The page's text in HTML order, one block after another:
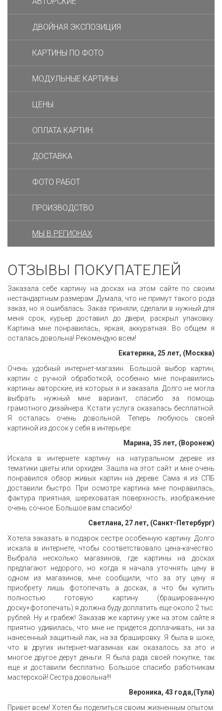
ДВОЙНАЯ ЭКСПОЗИЦИЯ
КАРТИНЫ ПО ФОТО
МОДУЛЬНЫЕ КАРТИНЫ
ЦЕНЫ
ОПЛАТА КАРТИН
ДОСТАВКА
ФОТО РАБОТ
ПРОИЗВОДСТВО
МЫ В РЕГИОНАХ
ОТЗЫВЫ ПОКУПАТЕЛЕЙ
Заказала себе картину на досках на этом сайте по своим
нестандартным размерам. Думала, что не примут такого рода
заказ, но я ошибалась. Заказ приняли, сделали в нужный для
меня срок, курьер доставил до двери, раскрыл упаковку.
Картина мне понравилась, яркая, аккуратная. Во общем я
осталась довольна! Рекомендую всем!
Екатерина, 25 лет, (Москва)
Очень удобный интернет-магазин. Большой выбор картин,
картин с ручной обработкой, особенно мне понравились
картины авторские, из которых я и заказала. Долго не могла
выбрать нужный мне вариант, спасибо за помощь
грамотного дизайнера. Кстати услуга оказалась бесплатной.
Я осталась очень довольной. Теперь любуюсь своей
картиной из досок у себя в интерьере.
Марина, 35 лет, (Воронеж)
Искала в интернете картину на натуральном дереве из
тематики цветы или орхидеи. Зашла на этот сайт и мне очень
понравился обзор живых картин на дереве. Сама я из СПБ
доставили быстро. При осмотре картина мне понравилась,
фактура приятная, шереховатая поверхность, изображение
очень сочное. Большое вам спасибо!
Светлана, 27 лет, (Санкт-Петербург)
Хотела заказать в подарок сестре особенную картину. Долго
искала в интернете, чтобы соответствовало цена-качество.
Выбрала несколько магазинов, где картины на досках
предлагают недорого, но когда я начала уточнять цену в
одном из магазинов, мне сообщили, что за эту цену я
приобрету лишь фотопечать а досках, а что бы купить
полностью готовую картину (брашированную
доску+фотопечать) я должна буду доплатить еще около 2 тыс.
рублей. Ну и грабеж! Заказав же картину уже на этом сайте я
приятно удивилась, что мне не придется доплачивать, ни за
нанесенный защитный лак, на за брашировку. Я была в шоке,
что в других интернет-магазинах как оказалось за это и
многое другое дерут деньги. Я была рада своей покупке, так
еще и доставили бесплатно. Большое спасибо работникам
мастерской! Сестра довольна!!!
Вероника, 43 года,(Тула)
Привет всем! Хотел бы поделиться своим жизненным опытом.